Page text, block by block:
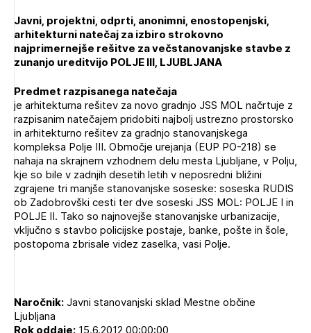
POZABLJENO GESLO
REGISTRIRAJTE SE
Javni, projektni, odprti, anonimni, enostopenjski,
arhitekturni natečaj za izbiro strokovno
najprimernejše rešitve za večstanovanjske stavbe z
zunanjo ureditvijo POLJE III, LJUBLJANA
Predmet razpisanega natečaja
je arhitekturna rešitev za novo gradnjo JSS MOL načrtuje z
razpisanim natečajem pridobiti najbolj ustrezno prostorsko
in arhitekturno rešitev za gradnjo stanovanjskega
kompleksa Polje III. Območje urejanja (EUP PO-218) se
nahaja na skrajnem vzhodnem delu mesta Ljubljane, v Polju,
kje so bile v zadnjih desetih letih v neposredni bližini
zgrajene tri manjše stanovanjske soseske: soseska RUDIS
ob Zadobrovški cesti ter dve soseski JSS MOL: POLJE I in
POLJE II. Tako so najnovejše stanovanjske urbanizacije,
vključno s stavbo policijske postaje, banke, pošte in šole,
postopoma zbrisale videz zaselka, vasi Polje.
Naročnik:Javni stanovanjski sklad Mestne občine
Ljubljana
Rok oddaje: 15.6.2012 00:00:00
PRIJAVITE SE
Tedenski novičnik javnih naročil
Dnevne medijske objave
NAPREJ